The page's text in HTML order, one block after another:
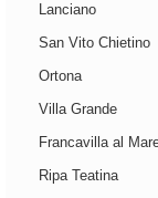
Lanciano
San Vito Chietino
Ortona
Villa Grande
Francavilla al
Ripa Teatina